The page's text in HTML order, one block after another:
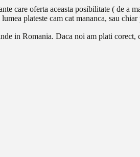
care oferta aceasta posibilitate ( de a
plateste cam cat mananca, sau chiar
in Romania. Daca noi am plati